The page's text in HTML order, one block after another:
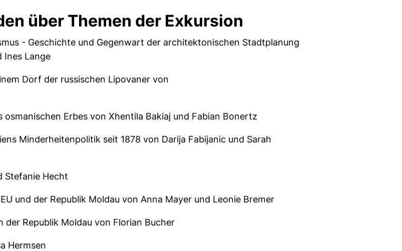
über Themen der Exkursion
- Geschichte und Gegenwart der architektonischen Stadtplanung
Ines Lange
Dorf der russischen Lipovaner von
osmanischen Erbes von Xhentila Bakiaj und Fabian Bonertz
Minderheitenpolitik seit 1878 von Darija Fabijanic und Sarah
Stefanie Hecht
und der Republik Moldau von Anna Mayer und Leonie Bremer
Republik Moldau von Florian Bucher
Hermsen